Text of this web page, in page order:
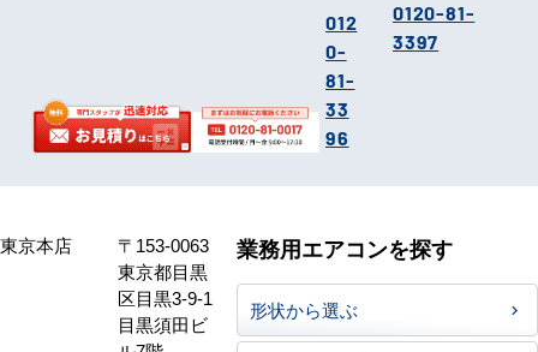
012
0-
81-
33
96
0120-81-
3397
東京本店
〒153-0063
東京都目黒
区目黒3-9-1
目黒須田ビ
業務用エアコンを探す
形状から選ぶ